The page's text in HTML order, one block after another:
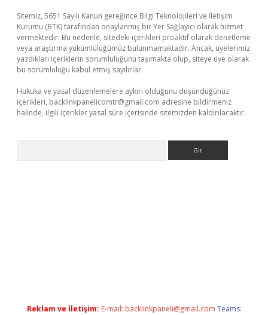
Sitemiz, 5651 Sayılı Kanun gereğince Bilgi Teknolojileri ve İletişim
Kurumu (BTK) tarafından onaylanmış bir Yer Sağlayıcı olarak hizmet
vermektedir. Bu nedenle, sitedeki içerikleri proaktif olarak denetleme
veya araştırma yükümlülüğümüz bulunmamaktadır. Ancak, üyelerimiz
yazdıkları içeriklerin sorumluluğunu taşımakta olup, siteye üye olarak
bu sorumluluğu kabul etmiş sayılırlar.
Hukuka ve yasal düzenlemelere aykırı olduğunu düşündüğünüz
içerikleri, backlinkpanelicomtr@gmail.com adresine bildirmeniz
halinde, ilgili içerikler yasal süre içerisinde sitemizden kaldırılacaktır.
Reklam ve İletişim: E-mail: backlinkpaneli@gmail.com Teams: